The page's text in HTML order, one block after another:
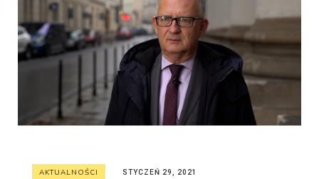
AKTUALNOŚCI STYCZEŃ 29, 2021